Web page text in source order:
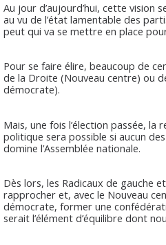
Au jour d’aujourd’hui, cette vision
au vu de l’état lamentable des
peut qui va se mettre en place
Pour se faire élire, beaucoup de
de la Droite (Nouveau centre) ou
démocrate).
Mais, une fois l’élection passée, la
politique sera possible si aucun
domine l’Assemblée nationale.
Dès lors, les Radicaux de gauche
rapprocher et, avec le Nouveau
démocrate, former une
serait l’élément d’équilibre dont